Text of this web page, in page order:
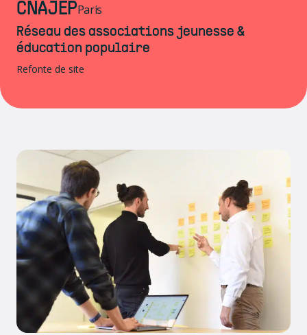
Paris
CNAJEP
Réseau des associations jeunesse &
éducation populaire
Refonte de site